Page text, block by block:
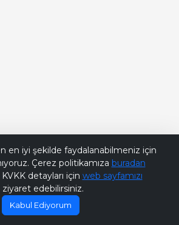
en iyi şekilde faydalanabilmeniz için
Çerez politikamıza buradan
detayları için web sayfamızı
ziyaret edebilirsiniz.
Kabul Ediyorum
Bana Soru Sor | Ask Me